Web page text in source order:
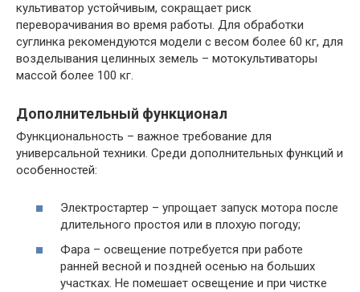
культиватор устойчивым, сокращает риск
переворачивания во время работы. Для обработки
суглинка рекомендуются модели с весом более 60 кг, для
возделывания целинных земель – мотокультиваторы
массой более 100 кг.
Дополнительный функционал
Функциональность – важное требование для
универсальной техники. Среди дополнительных функций и
особенностей:
Электростартер – упрощает запуск мотора после
длительного простоя или в плохую погоду;
Фара – освещение потребуется при работе
ранней весной и поздней осенью на больших
участках. Не помешает освещение и при чистке